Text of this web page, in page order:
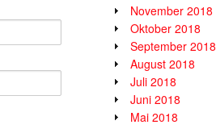
November 2018
Oktober 2018
September 2018
August 2018
Juli 2018
Juni 2018
Mai 2018